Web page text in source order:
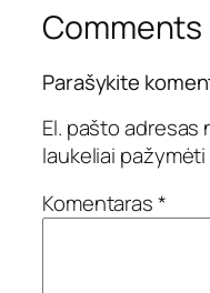
Comments
Parašykite
El. pašto adresas
laukeliai pažymėti
Komentaras*